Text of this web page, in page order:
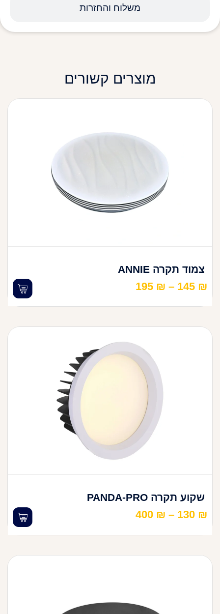
משלוח והחזרות
מוצרים קשורים
צמוד תקרה ANNIE
145 ₪
–
195 ₪
שקוע תקרה PANDA-PRO
130 ₪
–
400 ₪